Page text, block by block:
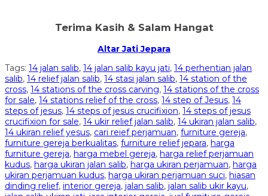
Terima Kasih & Salam Hangat
Altar Jati Jepara
Tags: 14 jalan salib, 14 jalan salib kayu jati, 14 perhentian jalan
salib, 14 relief jalan salib, 14 stasi jalan salib, 14 station of the
cross, 14 stations of the cross carving, 14 stations of the cross
for sale, 14 stations relief of the cross, 14 step of Jesus, 14
steps of jesus, 14 steps of jesus crucifixion, 14 steps of jesus
crucifixion for sale, 14 ukir relief jalan salib, 14 ukiran jalan salib,
14 ukiran relief yesus, cari reief perjamuan, furniture gereja,
furniture gereja berkualitas, furniture relief jepara, harga
furniture gereja, harga mebel gereja, harga relief perjamuan
kudus, harga ukiran jalan salib, harga ukiran perjamuan, harga
ukiran perjamuan kudus, harga ukiran perjamuan suci, hiasan
dinding relief, interior gereja, jalan salib, jalan salib ukir kayu,